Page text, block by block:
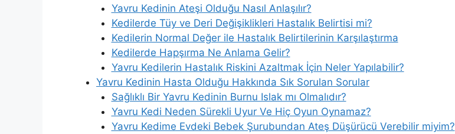
Yavru Kedinin Ateşi Olduğu Nasıl Anlaşılır?
Kedilerde Tüy ve Deri Değişiklikleri Hastalık Belirtisi mi?
Kedilerin Normal Değer ile Hastalık Belirtilerinin Karşılaştırma
Kedilerde Hapşırma Ne Anlama Gelir?
Yavru Kedilerin Hastalık Riskini Azaltmak İçin Neler Yapılabilir?
Yavru Kedinin Hasta Olduğu Hakkında Sık Sorulan Sorular
Sağlıklı Bir Yavru Kedinin Burnu Islak mı Olmalıdır?
Yavru Kedi Neden Sürekli Uyur Ve Hiç Oyun Oynamaz?
Yavru Kedime Evdeki Bebek Şurubundan Ateş Düşürücü Verebilir miyim?